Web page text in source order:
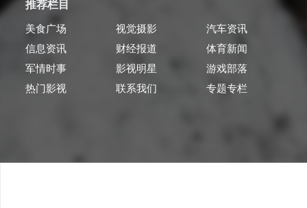
推荐栏目
美食广场 视觉摄影
汽车资讯
信息资讯
财经报道
体育新闻
军情时事
影视明星
游戏部落
热门影视
联系我们 专题专栏